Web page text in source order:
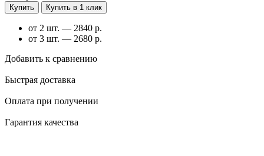
Купить Купить в 1 клик
от 2 шт. — 2840 р.
от 3 шт. — 2680 р.
Добавить к сравнению
Быстрая доставка
Оплата при получении
Гарантия качества